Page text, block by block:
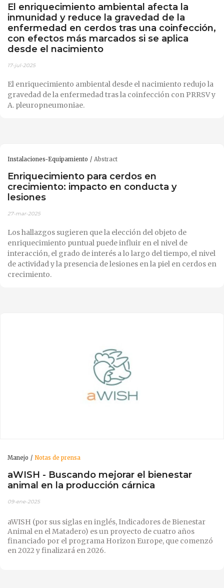
El enriquecimiento ambiental afecta la
inmunidad y reduce la gravedad de la
enfermedad en cerdos tras una coinfección,
con efectos más marcados si se aplica
desde el nacimiento
17-jul-2025
El enriquecimiento ambiental desde el nacimiento redujo la
gravedad de la enfermedad tras la coinfección con PRRSV y
A. pleuropneumoniae.
Instalaciones-Equipamiento Abstract
Enriquecimiento para cerdos en
crecimiento: impacto en conducta y
lesiones
27-mar-2025
Los hallazgos sugieren que la elección del objeto de
enriquecimiento puntual puede influir en el nivel de
interacción, el grado de interés a lo largo del tiempo, el nivel
de actividad y la presencia de lesiones en la piel en cerdos en
crecimiento.
Manejo Notas de prensa
aWISH - Buscando mejorar el bienestar
animal en la producción cárnica
09-ene-2025
aWISH (por sus siglas en inglés, Indicadores de Bienestar
Animal en el Matadero) es un proyecto de cuatro años
financiado por el programa Horizon Europe, que comenzó
en 2022 y finalizará en 2026.